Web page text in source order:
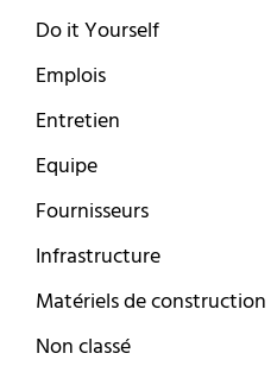
Do it Yourself
Emplois
Entretien
Equipe
Fournisseurs
Infrastructure
Matériels de construction
Non classé